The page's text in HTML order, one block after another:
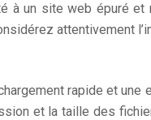
à un site web épuré
rapide et
et la taille des